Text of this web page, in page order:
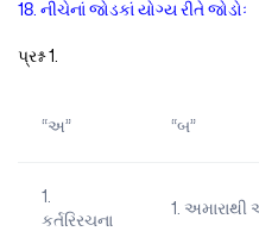
18. નીચેનાં જોડકાં યોગ્ય રીતે જોડોઃ
પ્રશ્ન 1.
“અ” “બ”
1.
કર્તરિરચના
1. અમારાથી